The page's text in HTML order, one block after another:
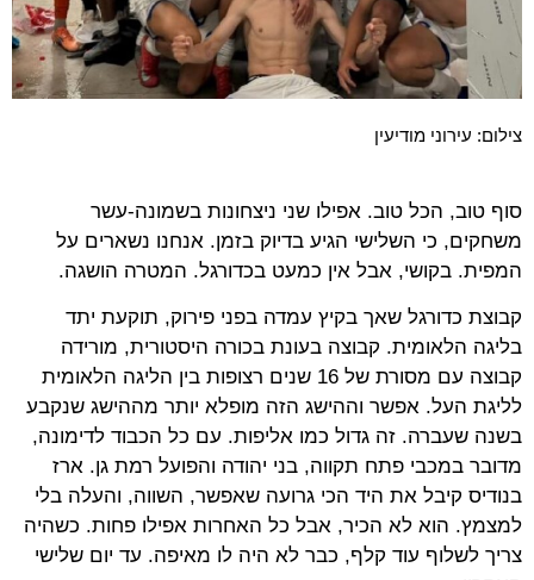
צילום: עירוני מודיעין
סוף טוב, הכל טוב. אפילו שני ניצחונות בשמונה-עשר
משחקים, כי השלישי הגיע בדיוק בזמן. אנחנו נשארים על
המפית. בקושי, אבל אין כמעט בכדורגל. המטרה הושגה.
קבוצת כדורגל שאך בקיץ עמדה בפני פירוק, תוקעת יתד
בליגה הלאומית. קבוצה בעונת בכורה היסטורית, מורידה
קבוצה עם מסורת של 16 שנים רצופות בין הליגה הלאומית
לליגת העל. אפשר וההישג הזה מופלא יותר מההישג שנקבע
בשנה שעברה. זה גדול כמו אליפות. עם כל הכבוד לדימונה,
מדובר במכבי פתח תקווה, בני יהודה והפועל רמת גן. ארז
בנודיס קיבל את היד הכי גרועה שאפשר, השווה, והעלה בלי
למצמץ. הוא לא הכיר, אבל כל האחרות אפילו פחות. כשהיה
צריך לשלוף עוד קלף, כבר לא היה לו מאיפה. עד יום שלישי